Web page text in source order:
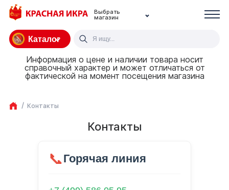
Выбрать
магазин
Каталог
Информация о цене и наличии товара носит
справочный характер и может отличаться от
фактической на момент посещения магазина
Контакты
Контакты
📞Горячая линия